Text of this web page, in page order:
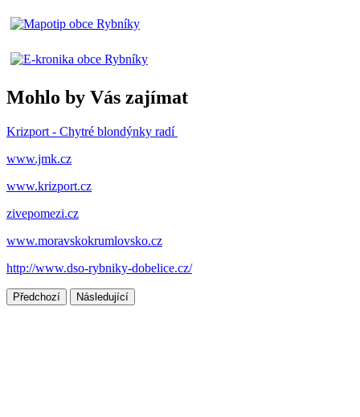
Mohlo by Vás zajímat
Krizport - Chytré blondýnky radí
www.jmk.cz
www.krizport.cz
zivepomezi.cz
www.moravskokrumlovsko.cz
http://www.dso-rybniky-dobelice.cz/
Předchozí Následující